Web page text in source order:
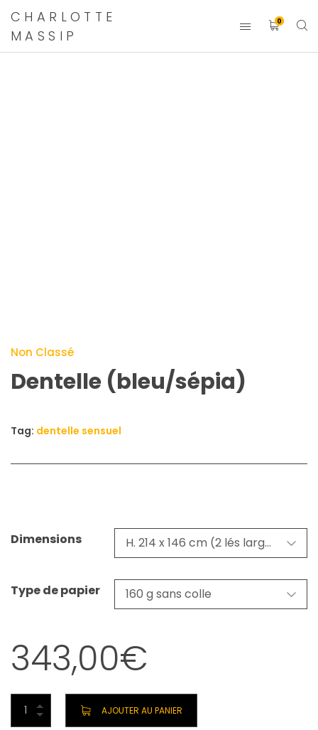
CHARLOTTE
MASSIP
0
Non Classé
Dentelle (bleu/sépia)
Tag: dentelle sensuel
Dimensions
Type de papier
343,00€
AJOUTER AU PANIER